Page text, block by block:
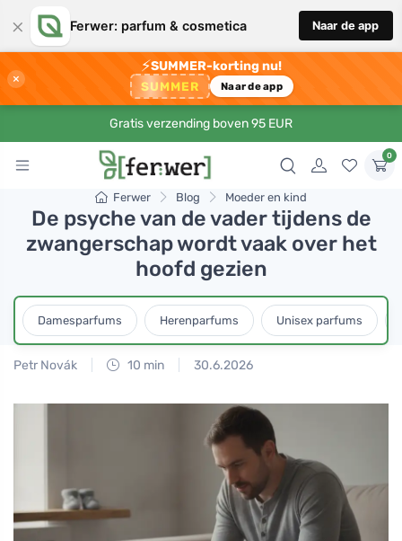
× Ferwer: parfum & cosmetica Naar de app
×
⚡SUMMER-korting nu!
SUMMER Naar de app
Gratis verzending boven 95 EUR
0
Ferwer Blog Moeder en kind
De psyche van de vader tijdens de
zwangerschap wordt vaak over het
hoofd gezien
Damesparfums Herenparfums Unisex parfums
Petr Novák 10 min 30.6.2026